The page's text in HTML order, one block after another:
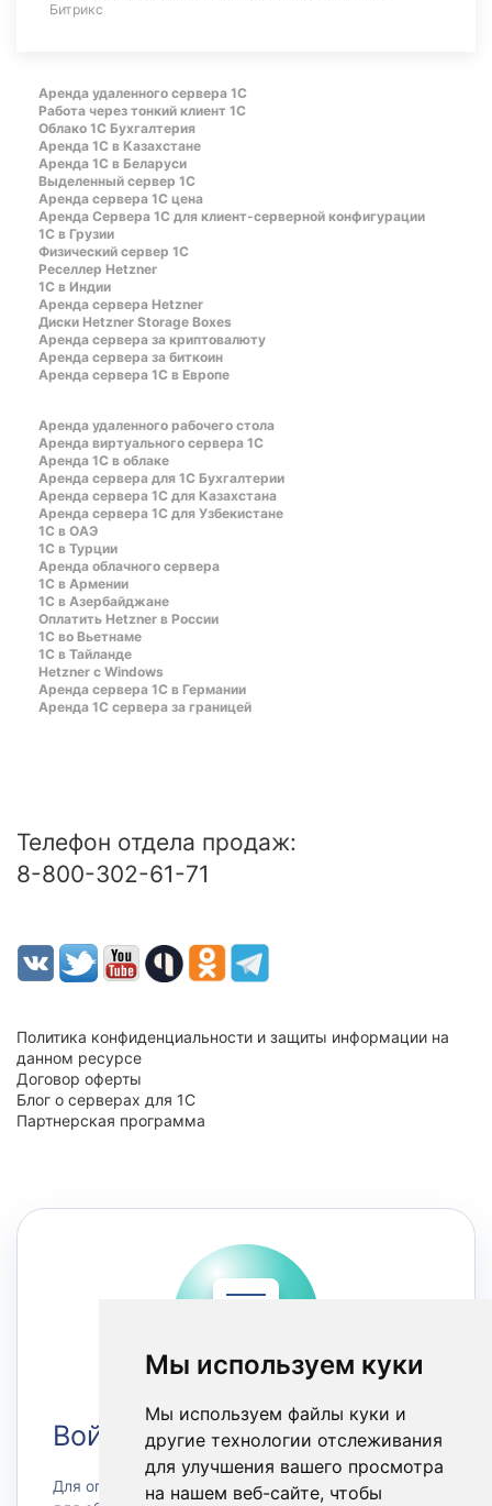
Мы используем куки
Мы используем файлы куки и
другие технологии отслеживания
для улучшения вашего просмотра
на нашем веб-сайте, чтобы
Битрикс
Аренда удаленного сервера 1С
Работа через тонкий клиент 1С
Облако 1С Бухгалтерия
Аренда 1С в Казахстане
Аренда 1С в Беларуси
Выделенный сервер 1С
Аренда сервера 1С цена
Aренда Сервера 1С для клиент-серверной конфигурации
1С в Грузии
Физический сервер 1С
Реселлер Hetzner
1С в Индии
Аренда сервера Hetzner
Диски Hetzner Storage Boxes
Аренда сервера за криптовалюту
Аренда сервера за биткоин
Аренда сервера 1С в Европе
Аренда удаленного рабочего стола
Аренда виртуального сервера 1С
Аренда 1С в облаке
Аренда сервера для 1С Бухгалтерии
Аренда сервера 1С для Казахстана
Аренда сервера 1С для Узбекистане
1C в ОАЭ
1C в Турции
Аренда облачного сервера
1С в Армении
1С в Азербайджане
Оплатить Hetzner в России
1С во Вьетнаме
1С в Тайланде
Hetzner c Windows
Аренда сервера 1С в Германии
Аренда 1С сервера за границей
Телефон отдела продаж:
8-800-302-61-71
Политика конфиденциальности и защиты информации на
данном ресурсе
Договор оферты
Блог о серверах для 1С
Партнерская программа
Войти в Личный кабинет
Для оплаты счетов или заказа сервера, а также